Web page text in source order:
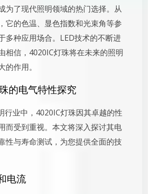
为了现代照明领域的热门选择。从
它的色温、显色指数和光束角等参
多种应用场合。LED技术的不断进
相信，4020IC灯珠将在未来的照明
的作用。
的电气特性探究
行业中，4020IC灯珠因其卓越的性
而受到重视。本文将深入探讨其电
性与寿命测试，为您提供全面的技
电流